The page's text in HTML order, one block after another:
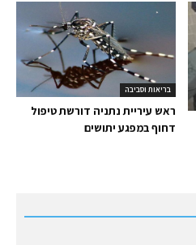
בריאות וסביבה
ראש עיריית נתניה דורשת טיפול
דחוף במפגע יתושים